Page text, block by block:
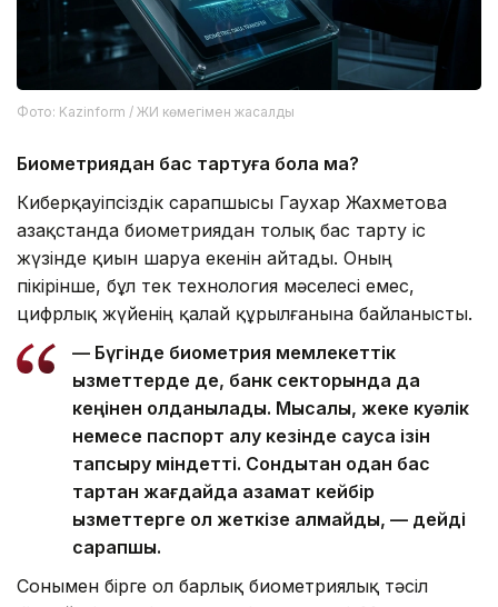
Фото: Kazinform / ЖИ көмегімен жасалды
Биометриядан бас тартуға бола ма?
Киберқауіпсіздік сарапшысы Гаухар Жахметова
Қазақстанда биометриядан толық бас тарту іс
жүзінде қиын шаруа екенін айтады. Оның
пікірінше, бұл тек технология мәселесі емес,
цифрлық жүйенің қалай құрылғанына байланысты.
— Бүгінде биометрия мемлекеттік
қызметтерде де, банк секторында да
кеңінен қолданылады. Мысалы, жеке куәлік
немесе паспорт алу кезінде саусақ ізін
тапсыру міндетті. Сондықтан одан бас
тартқан жағдайда азамат кейбір
қызметтерге қол жеткізе алмайды, — дейді
сарапшы.
Сонымен бірге ол барлық биометриялық тәсіл